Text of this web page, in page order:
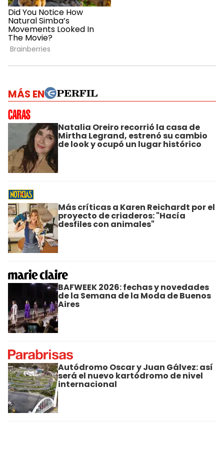
MÁS EN
Natalia Oreiro recorrió la casa de
Mirtha Legrand, estrenó su cambio
de look y ocupó un lugar histórico
Más críticas a Karen Reichardt por el
proyecto de criaderos: "Hacía
desfiles con animales"
BAFWEEK 2026: fechas y novedades
de la Semana de la Moda de Buenos
Aires
Autódromo Oscar y Juan Gálvez: así
será el nuevo kartódromo de nivel
internacional